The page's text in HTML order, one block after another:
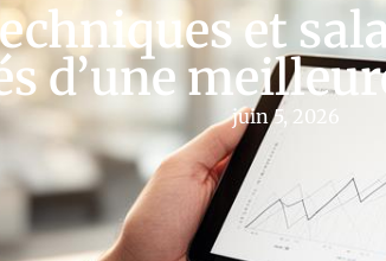
et
d’une
juin 5, 2026